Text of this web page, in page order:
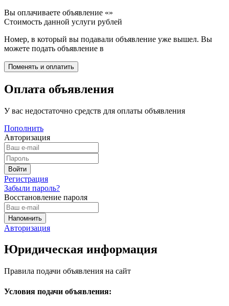
Вы оплачиваете объявление «»
Стоимость данной услуги рублей
Номер, в который вы подавали объявление уже вышел. Вы
можете подать объявление в
Оплата объявления
У вас недостаточно средств для оплаты объявления
Пополнить
Авторизация
Регистрация
Забыли пароль?
Восстановление пароля
Авторизация
Юридическая информация
Правила подачи объявления на сайт
Условия подачи объявления: